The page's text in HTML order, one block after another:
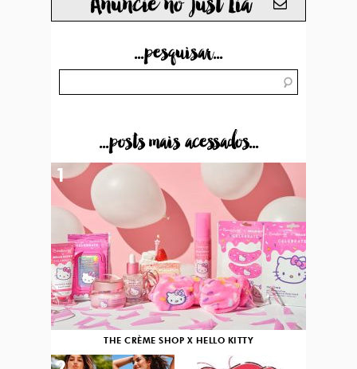
...pesquisar...
...posts mais acessados...
THE CRÈME SHOP X HELLO KITTY
1